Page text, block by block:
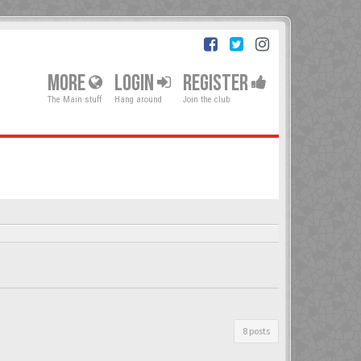
MORE
The Main stuff
LOGIN
Hang around
REGISTER
Join the club
8 posts